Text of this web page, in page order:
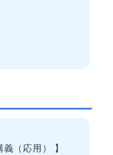
（応用） 】